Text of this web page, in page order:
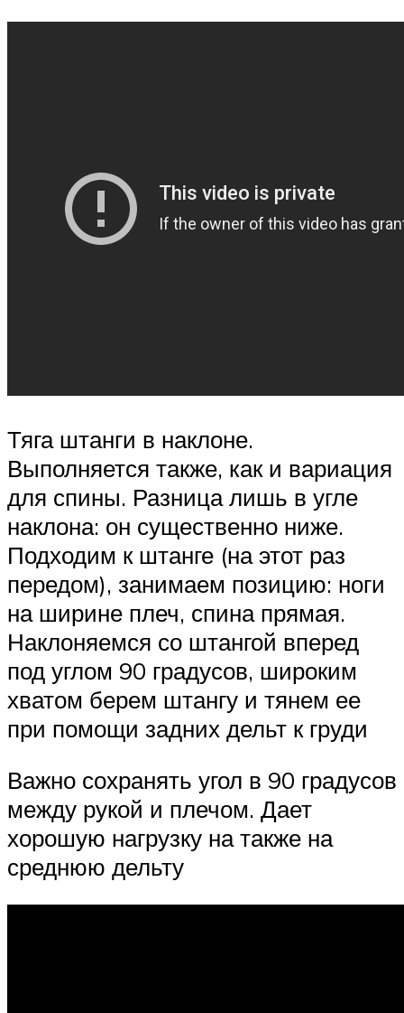
Тяга штанги в наклоне.
Выполняется также, как и вариация
для спины. Разница лишь в угле
наклона: он существенно ниже.
Подходим к штанге (на этот раз
передом), занимаем позицию: ноги
на ширине плеч, спина прямая.
Наклоняемся со штангой вперед
под углом 90 градусов, широким
хватом берем штангу и тянем ее
при помощи задних дельт к груди
Важно сохранять угол в 90 градусов
между рукой и плечом. Дает
хорошую нагрузку на также на
среднюю дельту